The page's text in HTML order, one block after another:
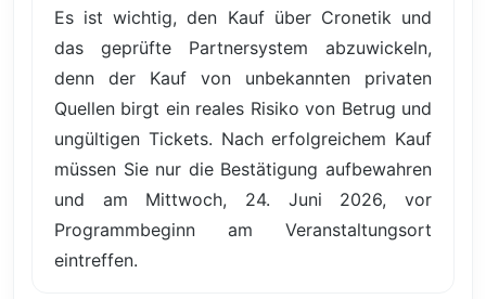
Es ist wichtig, den Kauf über Cronetik und
das geprüfte Partnersystem abzuwickeln,
denn der Kauf von unbekannten privaten
Quellen birgt ein reales Risiko von Betrug und
ungültigen Tickets. Nach erfolgreichem Kauf
müssen Sie nur die Bestätigung aufbewahren
und am Mittwoch, 24. Juni 2026, vor
Programmbeginn am Veranstaltungsort
eintreffen.